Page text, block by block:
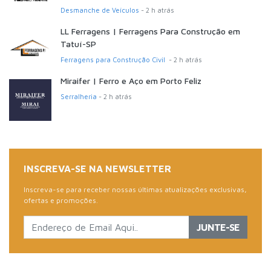
Desmanche de Veículos - 2 h atrás
LL Ferragens | Ferragens Para Construção em
Tatuí-SP
Ferragens para Construção Civil - 2 h atrás
Miraifer | Ferro e Aço em Porto Feliz
Serralheria - 2 h atrás
INSCREVA-SE NA NEWSLETTER
Inscreva-se para receber nossas últimas atualizações exclusivas,
ofertas e promoções.
JUNTE-SE